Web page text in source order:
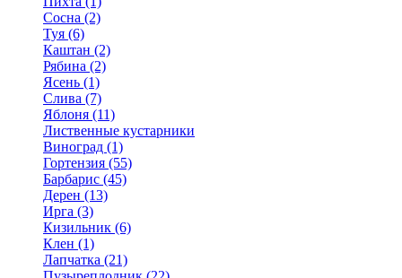
Сосна (2)
Туя (6)
Каштан (2)
Рябина (2)
Ясень (1)
Слива (7)
Яблоня (11)
Лиственные кустарники
Виноград (1)
Гортензия (55)
Барбарис (45)
Дерен (13)
Ирга (3)
Кизильник (6)
Клен (1)
Лапчатка (21)